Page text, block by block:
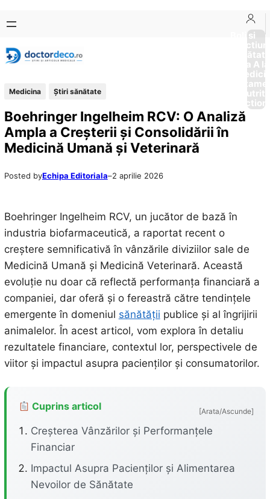
conținut
content
Boli si
Afectiuni
Sănătate
de la A
Medicina Ştiri sănătate
Boehringer Ingelheim RCV: O Analiză
Ampla a Creșterii și Consolidării în
Medicină Umană și Veterinară
Posted byEchipa Editoriala–2 aprilie 2026
Boehringer Ingelheim RCV, un jucător de bază în
industria biofarmaceutică, a raportat recent o
creștere semnificativă în vânzările diviziilor sale de
Medicină Umană și Medicină Veterinară. Această
evoluție nu doar că reflectă performanța financiară a
companiei, dar oferă și o fereastră către tendințele
emergente în domeniul sănătății publice și al îngrijirii
animalelor. În acest articol, vom explora în detaliu
rezultatele financiare, contextul lor, perspectivele de
viitor și impactul asupra pacienților și consumatorilor.
Cuprins articol [Arata/Ascunde]
Creșterea Vânzărilor și Performanțele
Financiar
Impactul Asupra Pacienților și Alimentarea
Nevoilor de Sănătate